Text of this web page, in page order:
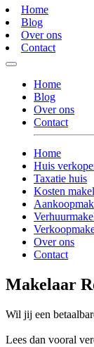
Home
Blog
Over ons
Contact
Home
Blog
Over ons
Contact
Home
Huis
Taxatie huis
Kosten
Over ons
Contact
Makelaar
Wil jij een
Lees dan vooral